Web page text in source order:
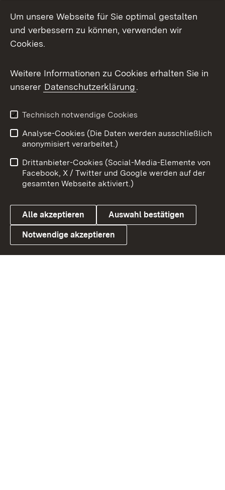
Facebook
X / Twitter
Youtube
Link zum Landesportal
Impressum
Kontakt
Barrierefreiheit
Datenschutz
Cookies
Um unsere Webseite für Sie optimal gestalten
und verbessern zu können, verwenden wir
Cookies.
Weitere Informationen zu Cookies erhalten Sie in
unserer Datenschutzerklärung.
Technisch notwendige Cookies
Analyse-Cookies (Die Daten werden ausschließlich
anonymisiert verarbeitet.)
Drittanbieter-Cookies (Social-Media-Elemente von
Facebook, X / Twitter und Google werden auf der
gesamten Webseite aktiviert.)
Alle akzeptieren Auswahl bestätigen
Notwendige akzeptieren